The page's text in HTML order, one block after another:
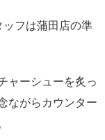
フは蒲田店の準
ャーシューを炙っ
ながらカウンター